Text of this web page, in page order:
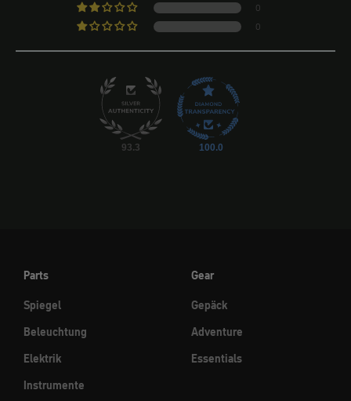
0
0
93.3 100.0
Parts
Spiegel
Beleuchtung
Elektrik
Instrumente
Gear
Gepäck
Adventure
Essentials